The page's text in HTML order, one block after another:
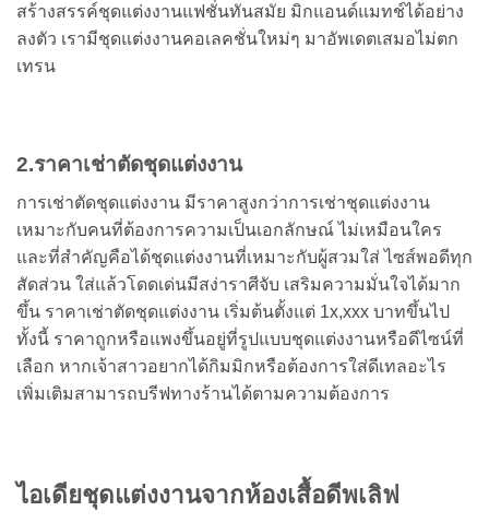
สร้างสรรค์ชุดแต่งงานแฟชั่นทันสมัย มิกแอนด์แมทช์ได้อย่าง
ลงตัว เรามีชุดแต่งงานคอเลคชั่นใหม่ๆ มาอัพเดตเสมอไม่ตก
เทรน
2.ราคาเช่าตัดชุดแต่งงาน
การเช่าตัดชุดแต่งงาน มีราคาสูงกว่าการเช่าชุดแต่งงาน
เหมาะกับคนที่ต้องการความเป็นเอกลักษณ์ ไม่เหมือนใคร
และที่สำคัญคือได้ชุดแต่งงานที่เหมาะกับผู้สวมใส่ ไซส์พอดีทุก
สัดส่วน ใส่แล้วโดดเด่นมีสง่าราศีจับ เสริมความมั่นใจได้มาก
ขึ้น ราคาเช่าตัดชุดแต่งงาน เริ่มต้นตั้งแต่ 1x,xxx บาทขึ้นไป
ทั้งนี้ ราคาถูกหรือแพงขึ้นอยู่ที่รูปแบบชุดแต่งงานหรือดีไซน์ที่
เลือก หากเจ้าสาวอยากได้กิมมิกหรือต้องการใส่ดีเทลอะไร
เพิ่มเติมสามารถบรีฟทางร้านได้ตามความต้องการ
ไอเดียชุดแต่งงานจากห้องเสื้อดีพเลิฟ